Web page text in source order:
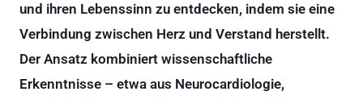
und ihren Lebenssinn zu entdecken, indem sie eine
Verbindung zwischen Herz und Verstand herstellt.
Der Ansatz kombiniert wissenschaftliche
Erkenntnisse – etwa aus Neurocardiologie,